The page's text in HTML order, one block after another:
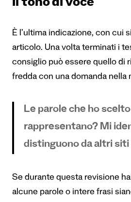
il tono di voce
È l’ultima indicazione, con cui
articolo. Una volta terminati i
consiglio può essere quello di
fredda con una domanda nella
Le parole che ho
rappresentano? Mi
distinguono da altri siti
Se durante questa revisione
alcune parole o intere frasi